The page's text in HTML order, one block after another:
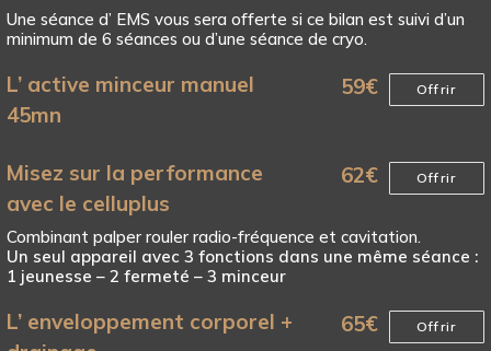
Une séance d’ EMS vous sera offerte si ce bilan est suivi d’un
minimum de 6 séances ou d’une séance de cryo.
L’ active minceur manuel
45mn
59€ Offrir
Misez sur la performance
avec le celluplus
62€ Offrir
Combinant palper rouler radio-fréquence et cavitation.
Un seul appareil avec 3 fonctions dans une même séance :
1 jeunesse – 2 fermeté – 3 minceur
L’ enveloppement corporel +
65€ Offrir